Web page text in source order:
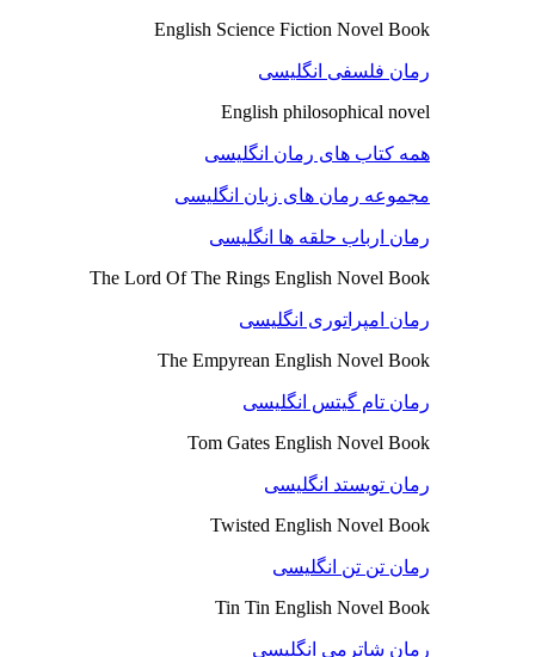
English Science Fiction Novel Book
رمان فلسفی انگلیسی
English philosophical novel
همه کتاب های رمان انگلیسی
مجموعه رمان های زبان انگلیسی
رمان ارباب حلقه ها انگلیسی
The Lord Of The Rings English Novel Book
رمان امپراتوری انگلیسی
The Empyrean English Novel Book
رمان تام گیتس انگلیسی
Tom Gates English Novel Book
رمان تویستد انگلیسی
Twisted English Novel Book
رمان تن تن انگلیسی
Tin Tin English Novel Book
رمان شاترمی انگلیسی